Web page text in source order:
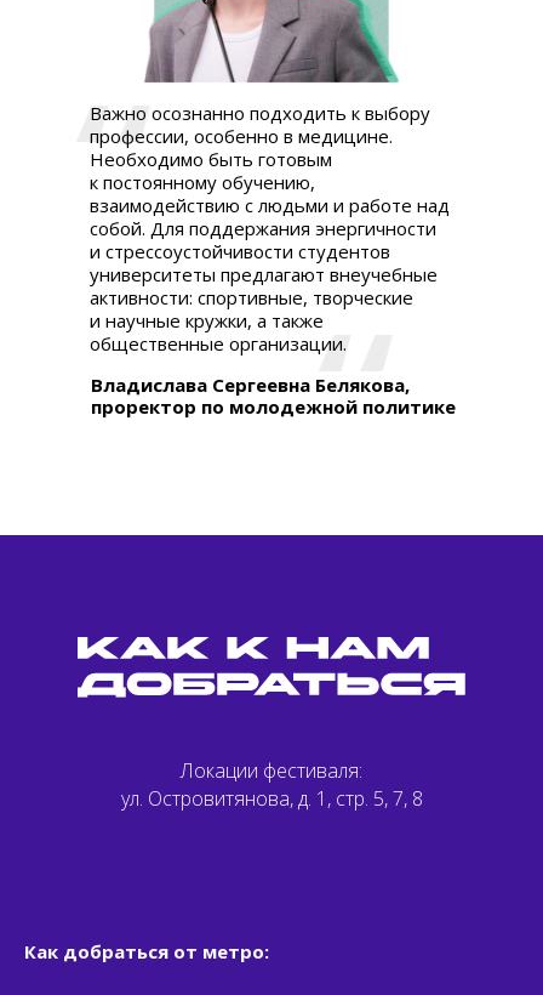
Важно осознанно подходить к выбору
профессии, особенно в медицине.
Необходимо быть готовым
к постоянному обучению,
взаимодействию с людьми и работе над
собой. Для поддержания энергичности
и стрессоустойчивости студентов
университеты предлагают внеучебные
активности: спортивные, творческие
и научные кружки, а также
общественные организации.
Владислава Сергеевна Белякова,
проректор по молодежной политике
Локации фестиваля:
ул. Островитянова, д. 1, стр. 5, 7, 8
Как добраться от метро: